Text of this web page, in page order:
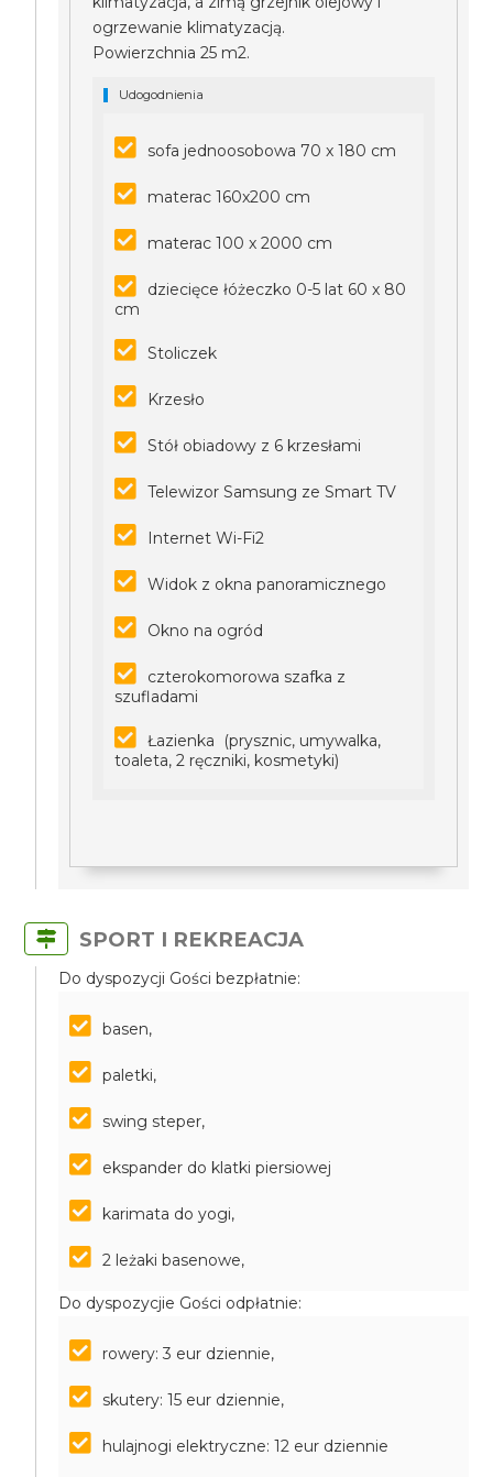
ogrzewanie klimatyzacją.
Powierzchnia 25 m2.
Udogodnienia
sofa jednoosobowa 70 x 180 cm
materac 160x200 cm
materac 100 x 2000 cm
dziecięce łóżeczko 0-5 lat 60 x 80
cm
Stoliczek
Krzesło
Stół obiadowy z 6 krzesłami
Telewizor Samsung ze Smart TV
Internet Wi-Fi2
Widok z okna panoramicznego
Okno na ogród
czterokomorowa szafka z
szufladami
Łazienka (prysznic, umywalka,
toaleta, 2 ręczniki, kosmetyki)
SPORT I REKREACJA
Do dyspozycji Gości bezpłatnie:
basen,
paletki,
swing steper,
ekspander do klatki piersiowej
karimata do yogi,
2 leżaki basenowe,
Do dyspozycjie Gości odpłatnie:
rowery: 3 eur dziennie,
skutery: 15 eur dziennie,
hulajnogi elektryczne: 12 eur dziennie